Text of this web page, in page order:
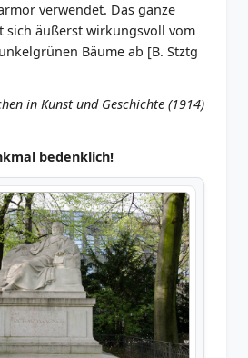
verwendet. Das ganze
sich äußerst wirkungsvoll vom
Bäume ab [B. Stztg
in Kunst und Geschichte (1914)
bedenklich!